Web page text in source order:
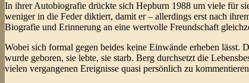
In ihrer Autobiografie drückte sich Hepburn 1988 um viele für
weniger in die Feder diktiert, damit er – allerdings erst nach
Biografie und Erinnerung an eine wertvolle Freundschaft
Wobei sich formal gegen beides keine Einwände erheben
wurde geboren, sie lebte, sie starb. Berg durchsetzt die
vielen vergangenen Ereignisse quasi persönlich zu